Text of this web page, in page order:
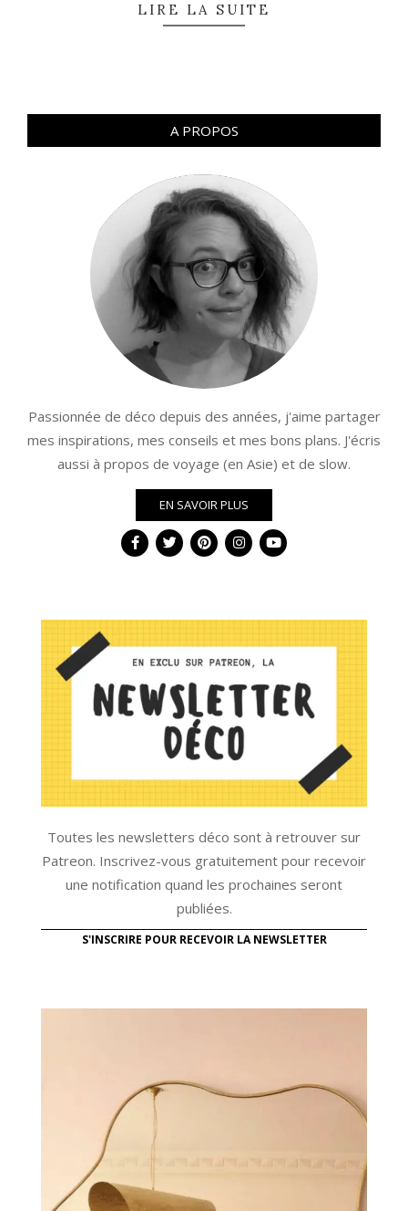
LIRE LA SUITE
A PROPOS
Passionnée de déco depuis des années, j'aime partager
mes inspirations, mes conseils et mes bons plans. J'écris
aussi à propos de voyage (en Asie) et de slow.
EN SAVOIR PLUS
Toutes les newsletters déco sont à retrouver sur
Patreon. Inscrivez-vous gratuitement pour recevoir
une notification quand les prochaines seront
publiées.
S'INSCRIRE POUR RECEVOIR LA NEWSLETTER